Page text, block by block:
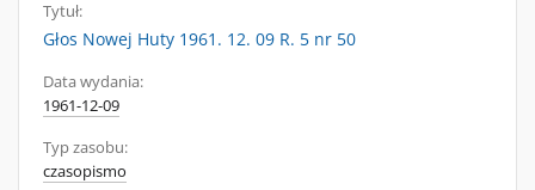
Tytuł:
Głos Nowej Huty 1961. 12. 09 R. 5 nr 50
Data wydania:
1961-12-09
Typ zasobu:
czasopismo